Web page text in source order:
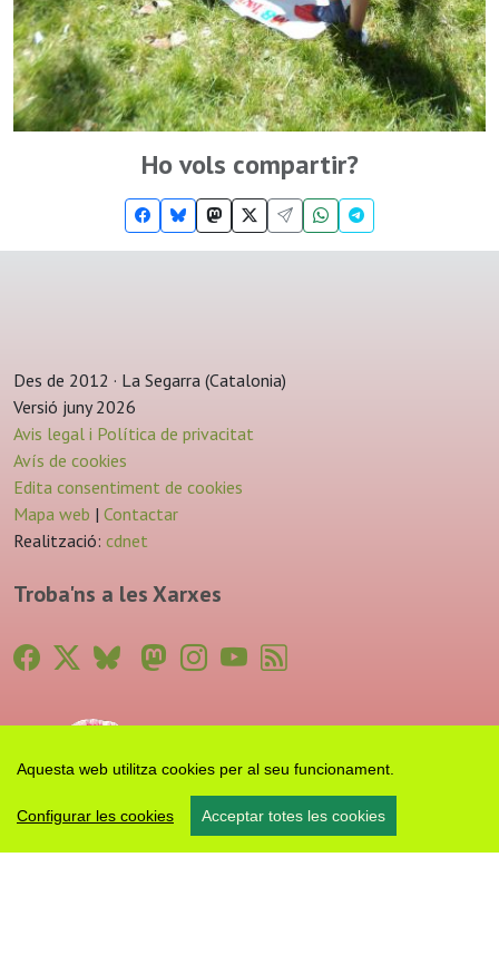
Aquesta web utilitza cookies per al seu funcionament.
Configurar les cookies Acceptar totes les cookies
Ho vols compartir?
Des de 2012 · La Segarra (Catalonia)
Versió juny 2026
Avis legal i Política de privacitat
Avís de cookies
Edita consentiment de cookies
Mapa web | Contactar
Realització: cdnet
Troba'ns a les Xarxes